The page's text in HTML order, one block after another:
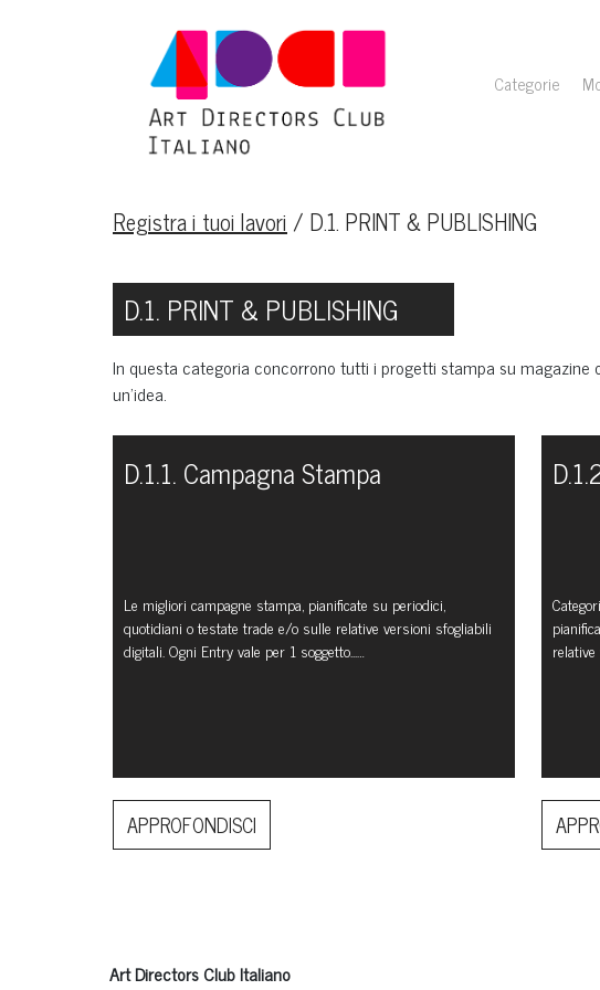
Categorie
Registra i tuoi lavori / D.1. PRINT & PUBLISHING
D.1. PRINT & PUBLISHING
In questa categoria concorrono tutti i progetti stampa su
un’idea.
D.1.1. Campagna Stampa
Le migliori campagne stampa, pianificate su periodici,
quotidiani o testate trade e/o sulle relative versioni sfogliabili
digitali. Ogni Entry vale per 1 soggetto...…
APPROFONDISCI
Art Directors Club Italiano